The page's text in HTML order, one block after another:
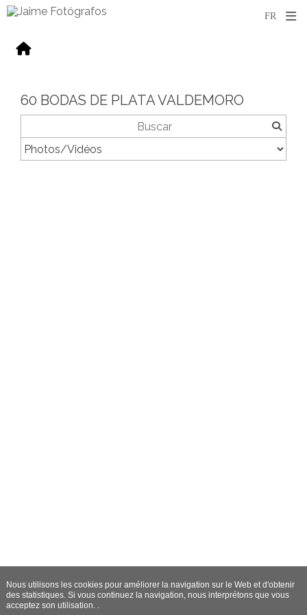
60 BODAS DE PLATA VALDEMORO
Nous utilisons les cookies pour améliorer la navigation sur le Web et d'obtenir
des statistiques. Si vous continuez la navigation, nous interprétons que vous
acceptez son utilisation. .